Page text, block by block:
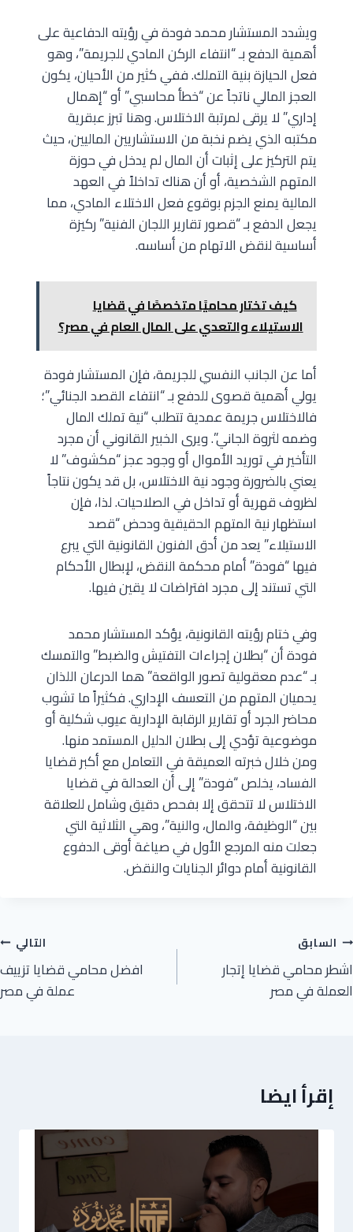
ويشدد المستشار محمد فودة في رؤيته الدفاعية على
أهمية الدفع بـ “انتفاء الركن المادي للجريمة”، وهو
فعل الحيازة بنية التملك. ففي كثير من الأحيان، يكون
العجز المالي ناتجاً عن “خطأ محاسبي” أو “إهمال
إداري” لا يرقى لمرتبة الاختلاس. وهنا تبرز عبقرية
مكتبه الذي يضم نخبة من الاستشاريين الماليين، حيث
يتم التركيز على إثبات أن المال لم يدخل في حوزة
المتهم الشخصية، أو أن هناك تداخلاً في العهد
المالية يمنع الجزم بوقوع فعل الاختلاء المادي، مما
يجعل الدفع بـ “قصور تقارير اللجان الفنية” ركيزة
أساسية لنقض الاتهام من أساسه.
كيف تختار محاميًا متخصصًا في قضايا
الاستيلاء والتعدي على المال العام في مصر؟
أما عن الجانب النفسي للجريمة، فإن المستشار فودة
يولي أهمية قصوى للدفع بـ “انتفاء القصد الجنائي”؛
فالاختلاس جريمة عمدية تتطلب “نية تملك المال
وضمه لثروة الجاني”. ويرى الخبير القانوني أن مجرد
التأخير في توريد الأموال أو وجود عجز “مكشوف” لا
يعني بالضرورة وجود نية الاختلاس، بل قد يكون نتاجاً
لظروف قهرية أو تداخل في الصلاحيات. لذا، فإن
استظهار نية المتهم الحقيقية ودحض “قصد
الاستيلاء” يعد من أدق الفنون القانونية التي يبرع
فيها “فودة” أمام محكمة النقض، لإبطال الأحكام
التي تستند إلى مجرد افتراضات لا يقين فيها.
وفي ختام رؤيته القانونية، يؤكد المستشار محمد
فودة أن “بطلان إجراءات التفتيش والضبط” والتمسك
بـ “عدم معقولية تصور الواقعة” هما الدرعان اللذان
يحميان المتهم من التعسف الإداري. فكثيراً ما تشوب
محاضر الجرد أو تقارير الرقابة الإدارية عيوب شكلية أو
موضوعية تؤدي إلى بطلان الدليل المستمد منها.
ومن خلال خبرته العميقة في التعامل مع أكبر قضايا
الفساد، يخلص “فودة” إلى أن العدالة في قضايا
الاختلاس لا تتحقق إلا بفحص دقيق وشامل للعلاقة
بين “الوظيفة، والمال، والنية”، وهي الثلاثية التي
جعلت منه المرجع الأول في صياغة أوقى الدفوع
القانونية أمام دوائر الجنايات والنقض.
السابق
اشطر محامي قضايا إتجار
العملة في مصر
التالي
افضل محامي قضايا تزييف
عملة في مصر
إقرأ ايضا